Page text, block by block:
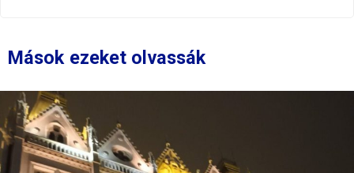
Mások ezeket olvassák